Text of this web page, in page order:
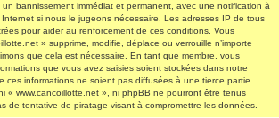
bannissement immédiat et permanent, avec une notification à
Internet si nous le jugeons nécessaire. Les adresses IP de tous
pour aider au renforcement de ces conditions. Vous
» supprime, modifie, déplace ou verrouille n’importe
que cela est nécessaire. En tant que membre, vous
que vous avez saisies soient stockées dans notre
ces informations ne soient pas diffusées à une tierce partie
« www.cancoillotte.net », ni phpBB ne pourront être tenus
de tentative de piratage visant à compromettre les données.